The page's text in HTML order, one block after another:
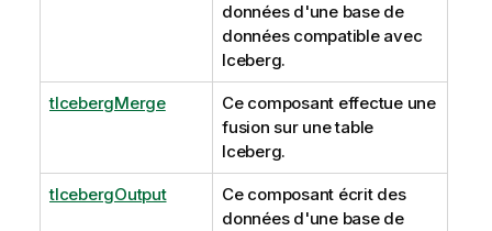
données d'une base de
données compatible avec
Iceberg.
tIcebergMerge
Ce composant effectue une
fusion sur une table
Iceberg.
tIcebergOutput
Ce composant écrit des
données d'une base de